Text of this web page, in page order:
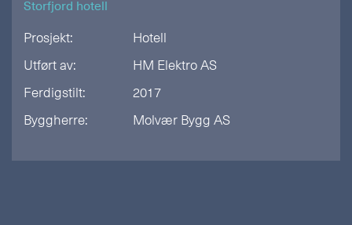
Storfjord hotell
Prosjekt:
Hotell
Utført av:
HM Elektro AS
Ferdigstilt:
2017
Byggherre:
Molvær Bygg AS